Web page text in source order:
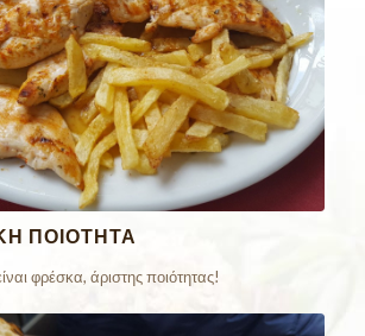
ΠΟΙΟΤΗΤΑ
φρέσκα, άριστης ποιότητας!